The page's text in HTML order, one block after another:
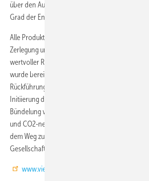
über den Ausstattungsgrad und nicht über
Grad der Energieausnutzung oder
Alle Produkte sind zu über 90 Prozent
Zerlegung und Aufbereitung der Altgeräte und
wertvoller Rohstoffe in den Produktionskreislauf
wurde bereits 1995 in Kooperation mit dem
Rückführungssystem Viessmann EGR" für
Initiierung der Allianz pro Nachhaltigkeit, einer
Bündelung von Informationen über nachhaltige
und CO2-neutrale Gebäudeversorgung, war ein
dem Weg zum Ziel von Viessmann,
Gesellschaft zu verankern. (RM)
www.viessmann.de